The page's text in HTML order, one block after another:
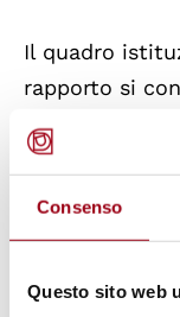
Consenso
Questo sito web
Il quadro
rapporto si
assenza di
qualsivoglia
clima